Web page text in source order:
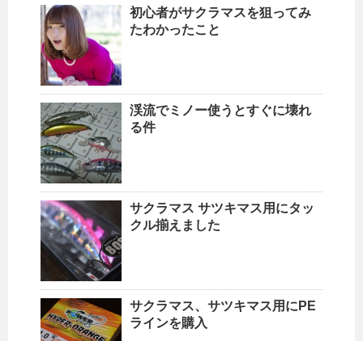
初心者がサクラマスを狙ってみ
たわかったこと
渓流でミノー使うとすぐに壊れ
る件
サクラマス サツキマス用にタッ
クル揃えました
サクラマス、サツキマス用にPE
ラインを購入